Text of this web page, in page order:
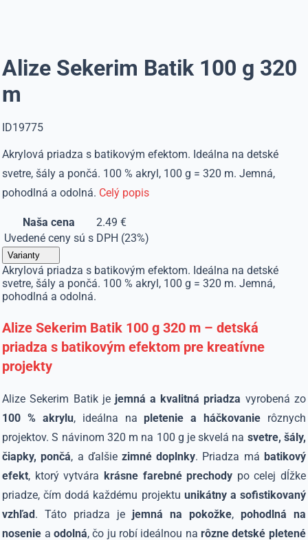
Alize Sekerim Batik 100 g 320
m
ID19775
Akrylová priadza s batikovým efektom. Ideálna na detské
svetre, šály a pončá. 100 % akryl, 100 g = 320 m. Jemná,
pohodlná a odolná. Celý popis
Naša cena
2.49 €
Uvedené ceny sú s DPH (23%)
Varianty
Akrylová priadza s batikovým efektom. Ideálna na detské
svetre, šály a pončá. 100 % akryl, 100 g = 320 m. Jemná,
pohodlná a odolná.
Alize Sekerim Batik 100 g 320 m – detská
priadza s batikovým efektom pre kreatívne
projekty
Alize Sekerim Batik je jemná a kvalitná priadza vyrobená zo
100 % akrylu, ideálna napletenie a háčkovanierôznych
projektov. S návinom 320 m na 100 g je skvelá na svetre, šály,
čiapky, pončá, a ďalšie zimné doplnky. Priadza má batikový
efekt, ktorý vytvára krásne farebné prechody po celej dĺžke
priadze, čím dodá každému projektu unikátny a sofistikovaný
vzhľad. Táto priadza je jemná na pokožke, pohodlná na
nosenie a odolná, čo ju robí ideálnou narôzne detské pletené